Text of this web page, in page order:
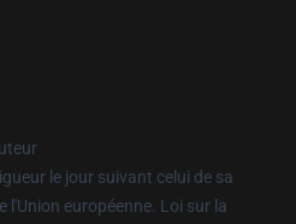
le jour suivant celui de sa
européenne. Loi sur la